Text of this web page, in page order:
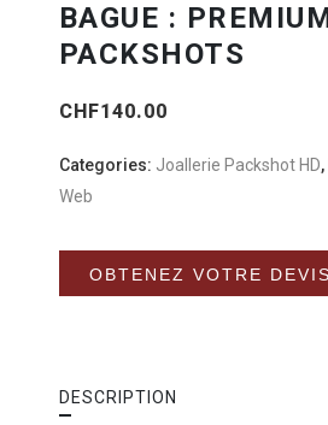
BAGUE :
PACKSHOTS
CHF140.00
Categories: Joallerie Packshot HD,
Web
OBTENEZ VOTRE
DESCRIPTION